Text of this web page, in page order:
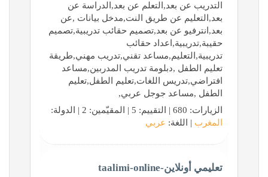
التدريب عن بعد,التعلم عن بعد,الدراسة عن
بعد,التعليم عن طريق النت,مدخل بيانات ,عن
بعد,انترفيو عن بعد,تصميم حقائب تدريبية,تصميم
حقيبة,تدريبية,اعداد حقائب
تدريبية,التعليم,مساعد تقني,تدريب مهني,طريقة
تعليم الطفل ,دبلومة تدريب المدربين,مساعد
افتراضي,تدريس اللغات,تعليم الطفل,تعليم
الطفل ,مساعد جوجل عربي,
الزيارات: 680 | التقييم: 5 | المقيّمين: 2 | الدولة:
المغرب | اللغة: عربي
تعليمي أونلاين-taalimi-online